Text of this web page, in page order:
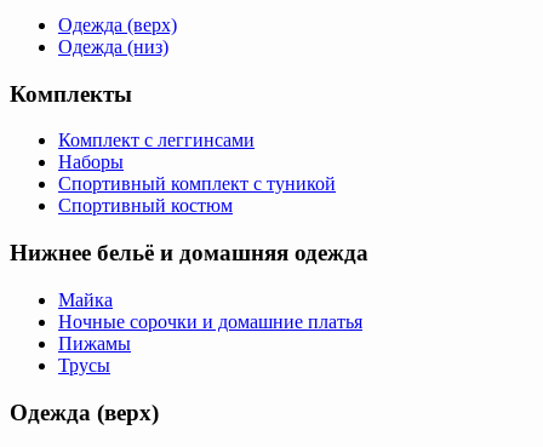
Одежда (верх)
Одежда (низ)
Комплекты
Комплект с леггинсами
Наборы
Спортивный комплект с туникой
Спортивный костюм
Нижнее бельё и домашняя одежда
Майка
Ночные сорочки и домашние платья
Пижамы
Трусы
Одежда (верх)